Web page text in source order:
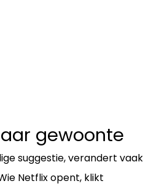
gewoonte
suggestie, verandert vaak
Netflix opent, klikt